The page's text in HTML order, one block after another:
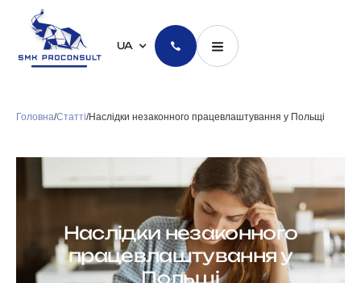
UA
Головна/Статті/Наслідки незаконного працевлаштування у Польщі
Наслідки незаконного
працевлаштування у
Польщі